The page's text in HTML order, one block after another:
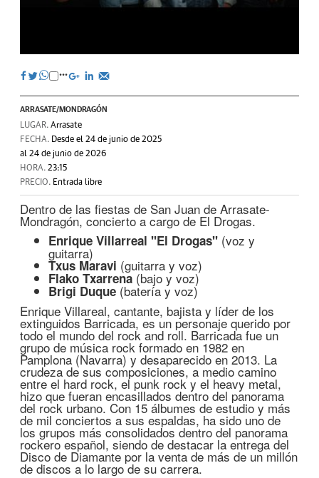
ARRASATE/MONDRAGÓN
LUGAR. Arrasate
FECHA. Desde el 24 de junio de 2025
al 24 de junio de 2026
HORA. 23:15
PRECIO. Entrada libre
Dentro de las fiestas de San Juan de Arrasate-
Mondragón, concierto a cargo de El Drogas.
Enrique Villarreal "El Drogas" (voz y
guitarra)
Txus Maravi (guitarra y voz)
Flako Txarrena (bajo y voz)
Brigi Duque (batería y voz)
Enrique Villareal, cantante, bajista y líder de los
extinguidos Barricada, es un personaje querido por
todo el mundo del rock and roll. Barricada fue un
grupo de música rock formado en 1982 en
Pamplona (Navarra) y desaparecido en 2013. La
crudeza de sus composiciones, a medio camino
entre el hard rock, el punk rock y el heavy metal,
hizo que fueran encasillados dentro del panorama
del rock urbano. Con 15 álbumes de estudio y más
de mil conciertos a sus espaldas, ha sido uno de
los grupos más consolidados dentro del panorama
rockero español, siendo de destacar la entrega del
Disco de Diamante por la venta de más de un millón
de discos a lo largo de su carrera.